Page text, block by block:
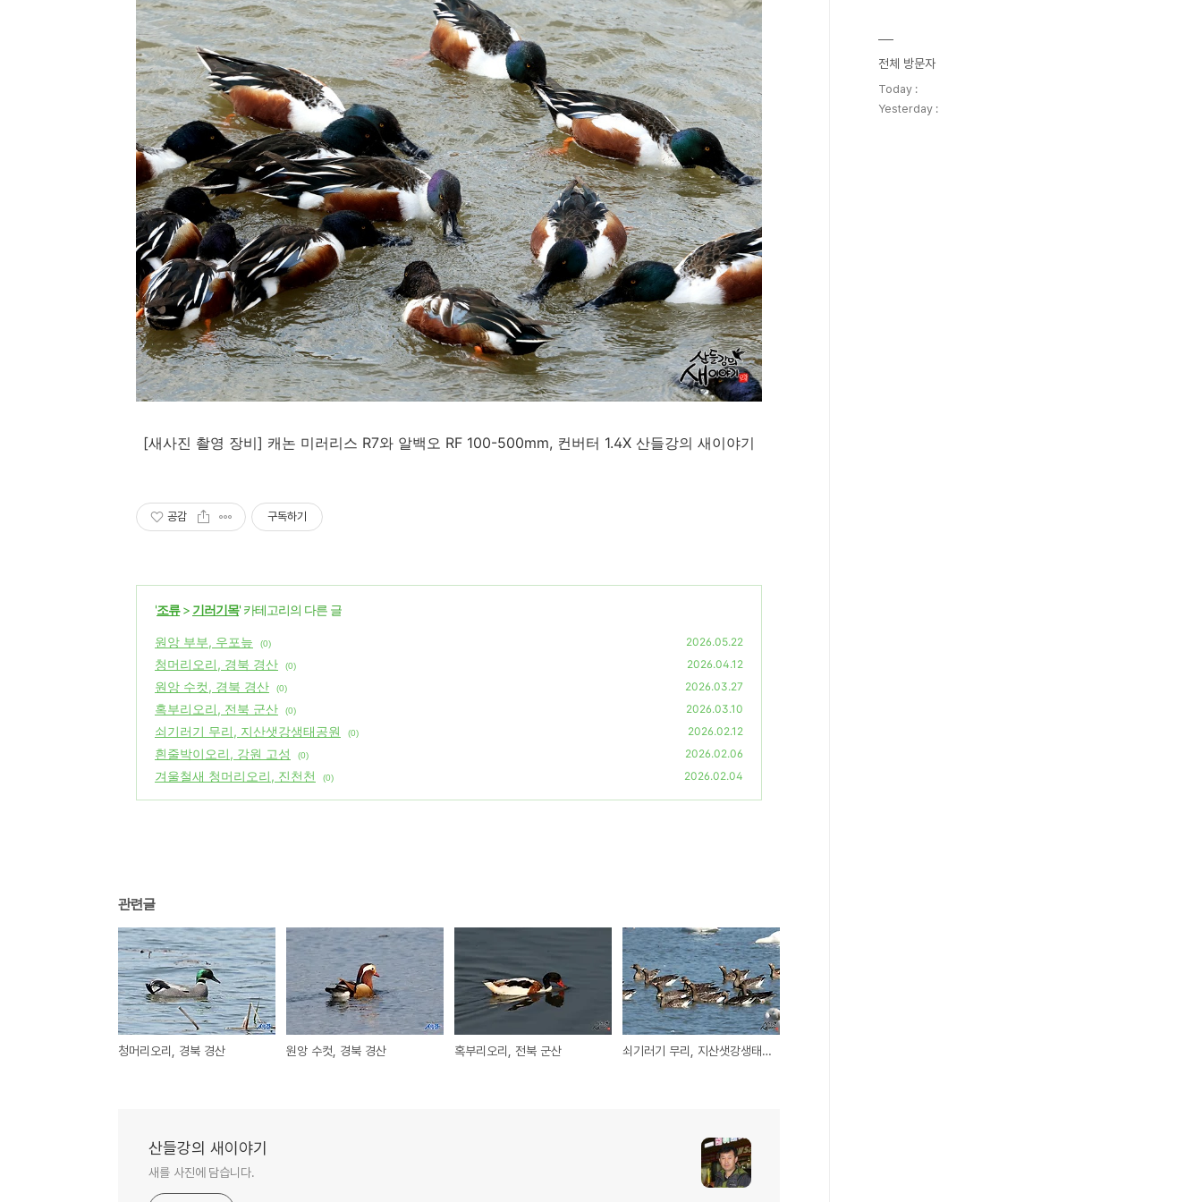
[새사진 촬영 장비] 캐논 미러리스 R7와 알백오 RF 100-500mm, 컨버터 1.4X 산들강의 새이야기
공감 구독하기
'조류> 기러기목' 카테고리의 다른 글
원앙 부부, 우포늪 (0) 2026.05.22
청머리오리, 경북 경산 (0) 2026.04.12
원앙 수컷, 경북 경산 (0) 2026.03.27
혹부리오리, 전북 군산 (0) 2026.03.10
쇠기러기 무리, 지산샛강생태공원 (0) 2026.02.12
흰줄박이오리, 강원 고성 (0) 2026.02.06
겨울철새 청머리오리, 진천천 (0) 2026.02.04
관련글
청머리오리, 경북 경산 원앙 수컷, 경북 경산 혹부리오리, 전북 군산 쇠기러기 무리, 지산샛강생태공원
산들강의 새이야기
새를 사진에 담습니다.
전체 방문자
Today :
Yesterday :